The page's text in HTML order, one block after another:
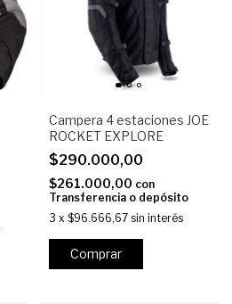
Campera 4 estaciones JOE
ROCKET EXPLORE
$290.000,00
$261.000,00 con
Transferencia o depósito
3 x $96.666,67 sin interés
Comprar